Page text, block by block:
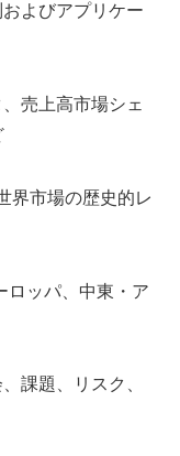
よびアプリケー
売上高市場シェ
界市場の歴史的レ
ロッパ、中東・ア
課題、リスク、